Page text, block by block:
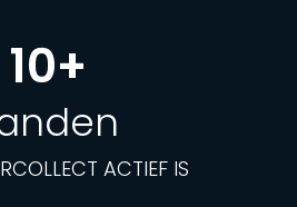
10+
ACTIEF IS